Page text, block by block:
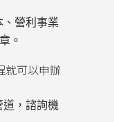
營利事業
。
就可以申辦
道，諮詢機